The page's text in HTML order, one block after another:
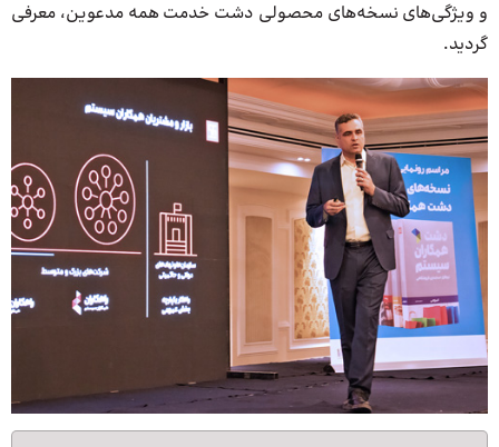
و ویژگی‌های نسخه‌های محصولی دشت خدمت همه مدعوین، معرفی
گردید.